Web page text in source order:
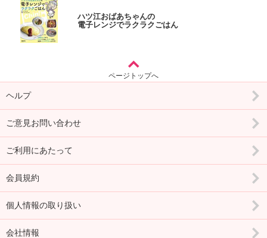
ハツ江おばあちゃんの
電子レンジでラクラクごはん
ページトップへ
ヘルプ
ご意見お問い合わせ
ご利用にあたって
会員規約
個人情報の取り扱い
会社情報